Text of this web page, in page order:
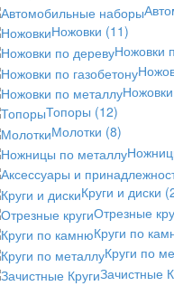
Ножовки (11)
Ножовки
Топоры (12)
Молотки (8)
Круги и диски
Отрезные
Круги по
Круги по
Зачистные